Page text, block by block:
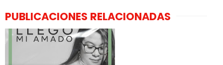
PUBLICACIONES RELACIONADAS